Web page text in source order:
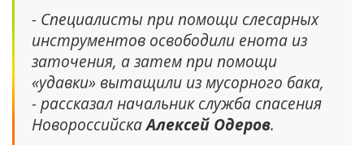
- Специалисты при помощи слесарных
инструментов освободили енота из
заточения, а затем при помощи
«удавки» вытащили из мусорного бака,
- рассказал начальник служба спасения
НовороссийскаАлексей Одеров.